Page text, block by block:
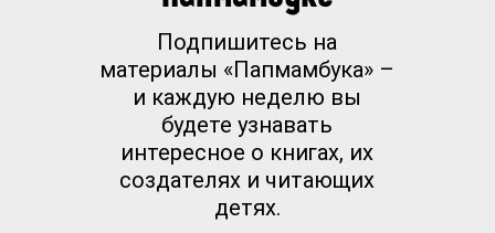
Подпишитесь на
материалы «Папмамбука» –
и каждую неделю вы
будете узнавать
интересное о книгах, их
создателях и читающих
детях.